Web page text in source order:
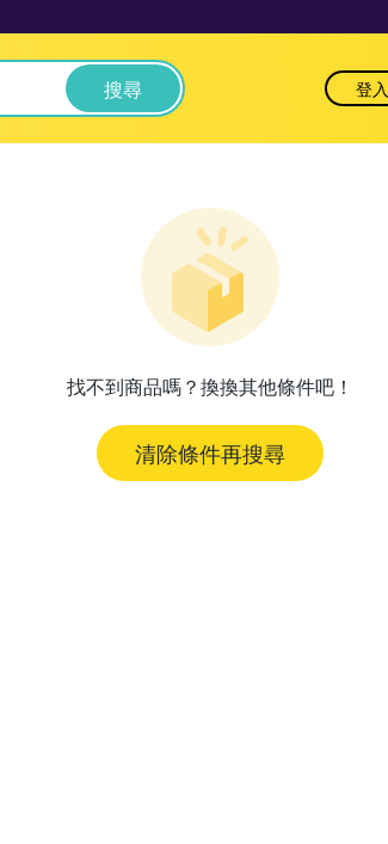
搜尋 登入
找不到商品嗎？換換其他條件吧！
清除條件再搜尋